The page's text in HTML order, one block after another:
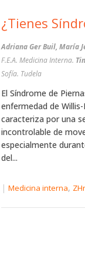
¿Tienes
Adriana Ger Buil, María
F.E.A. Medicina Interna.
Sofía. Tudela
El Síndrome de
enfermedad de
caracteriza por una
incontrolable de
especialmente
del...
| Medicina interna,